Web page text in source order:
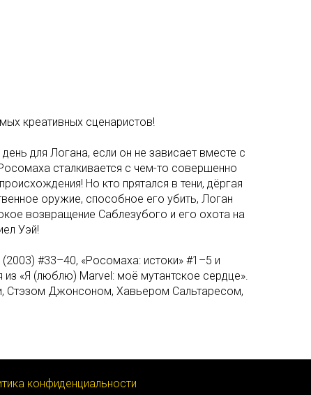
креативных сценаристов!
для Логана, если он не зависает вместе с
сталкивается с чем-то совершенно
Но кто прятался в тени, дёргая
оружие, способное его убить, Логан
возвращение Саблезубого и его охота на
Уэй!
#33–40, «Росомаха: истоки» #1–5 и
«Я (люблю) Marvel: моё мутантское сердце».
Стэзом Джонсоном, Хавьером Сальтаресом,
конфиденциальности